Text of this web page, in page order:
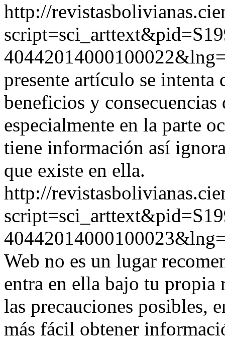
http://
presente artículo se
beneficios y consecuencias
especialmente en la parte
tiene información así
que existe en ella.
http://
Web no es un lugar
entra en ella bajo tu propia
las precauciones posibles,
más fácil obtener